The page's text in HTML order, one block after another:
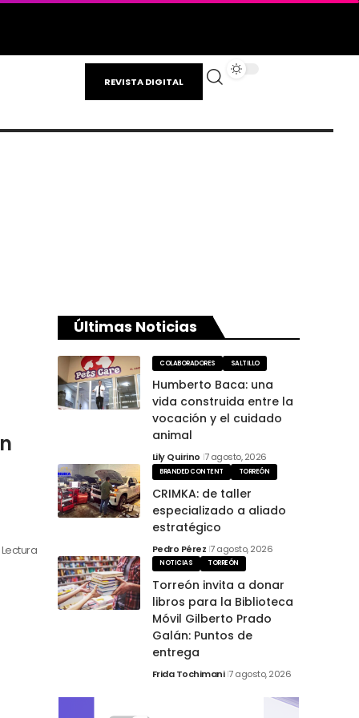
REVISTA DIGITAL
Lectura
Últimas Noticias
COLABORADORES SALTILLO
Humberto Baca: una
vida construida entre la
vocación y el cuidado
animal
Lily Quirino 7 agosto, 2026
BRANDED CONTENT TORREÓN
CRIMKA: de taller
especializado a aliado
estratégico
Pedro Pérez 7 agosto, 2026
NOTICIAS TORREÓN
Torreón invita a donar
libros para la Biblioteca
Móvil Gilberto Prado
Galán: Puntos de
entrega
Frida Tochimani 7 agosto, 2026